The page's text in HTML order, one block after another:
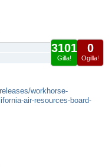
0
Ogilla!
3101
Gilla!
workhorse-
air-resources-board-